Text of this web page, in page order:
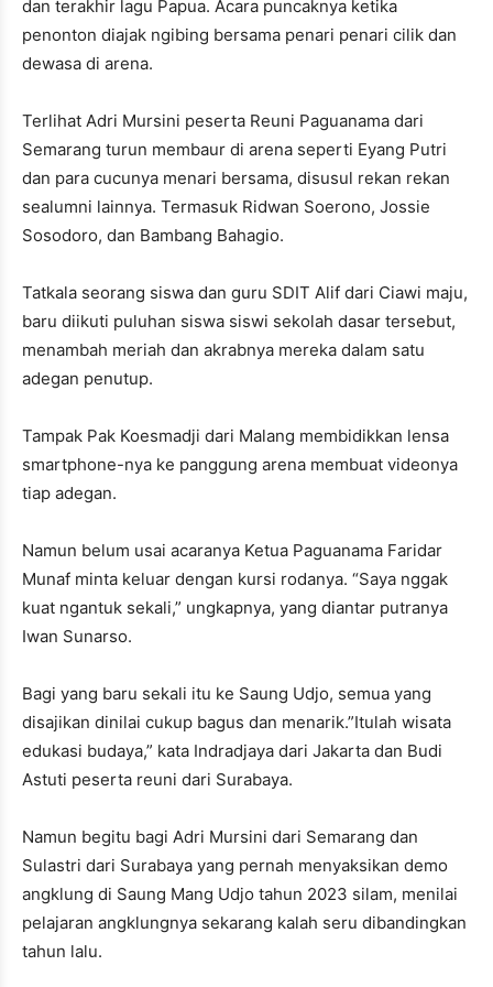
dan terakhir lagu Papua. Acara puncaknya ketika
penonton diajak ngibing bersama penari penari cilik dan
dewasa di arena.
Terlihat Adri Mursini peserta Reuni Paguanama dari
Semarang turun membaur di arena seperti Eyang Putri
dan para cucunya menari bersama, disusul rekan rekan
sealumni lainnya. Termasuk Ridwan Soerono, Jossie
Sosodoro, dan Bambang Bahagio.
Tatkala seorang siswa dan guru SDIT Alif dari Ciawi maju,
baru diikuti puluhan siswa siswi sekolah dasar tersebut,
menambah meriah dan akrabnya mereka dalam satu
adegan penutup.
Tampak Pak Koesmadji dari Malang membidikkan lensa
smartphone-nya ke panggung arena membuat videonya
tiap adegan.
Namun belum usai acaranya Ketua Paguanama Faridar
Munaf minta keluar dengan kursi rodanya. “Saya nggak
kuat ngantuk sekali,” ungkapnya, yang diantar putranya
Iwan Sunarso.
Bagi yang baru sekali itu ke Saung Udjo, semua yang
disajikan dinilai cukup bagus dan menarik.”Itulah wisata
edukasi budaya,” kata Indradjaya dari Jakarta dan Budi
Astuti peserta reuni dari Surabaya.
Namun begitu bagi Adri Mursini dari Semarang dan
Sulastri dari Surabaya yang pernah menyaksikan demo
angklung di Saung Mang Udjo tahun 2023 silam, menilai
pelajaran angklungnya sekarang kalah seru dibandingkan
tahun lalu.